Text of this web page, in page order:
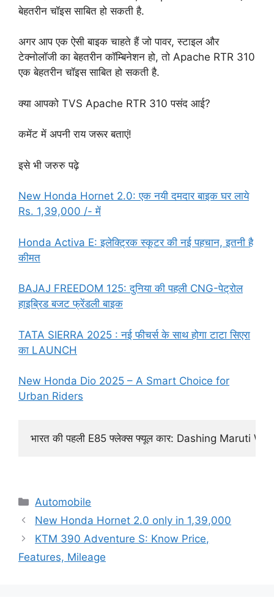
बेहतरीन चॉइस साबित हो सकती है.
अगर आप एक ऐसी बाइक चाहते हैं जो पावर, स्टाइल और
टेक्नोलॉजी का बेहतरीन कॉम्बिनेशन हो, तो Apache RTR 310
एक बेहतरीन चॉइस साबित हो सकती है.
क्या आपको TVS Apache RTR 310 पसंद आई?
कमेंट में अपनी राय जरूर बताएं!
इसे भी जरुरु पढ़े
New Honda Hornet 2.0: एक नयी दमदार बाइक घर लाये
Rs. 1,39,000 /- में
Honda Activa E: इलेक्ट्रिक स्कूटर की नई पहचान, इतनी है
कीमत
BAJAJ FREEDOM 125: दुनिया की पहली CNG-पेट्रोल
हाइब्रिड बजट फ्रेंडली बाइक
TATA SIERRA 2025 : नई फीचर्स के साथ होगा टाटा सिएरा
का LAUNCH
New Honda Dio 2025 – A Smart Choice for
Urban Riders
भारत की पहली E85 फ्लेक्स फ्यूल कार: Dashing Maruti
Categories
Automobile
New Honda Hornet 2.0 only in 1,39,000
KTM 390 Adventure S: Know Price,
Features, Mileage